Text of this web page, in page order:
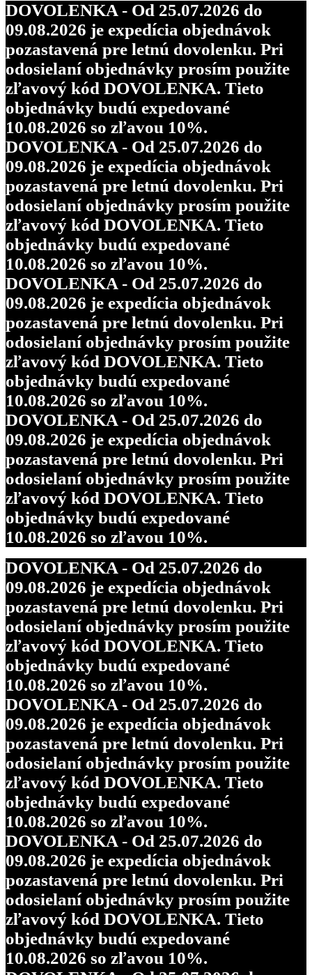
DOVOLENKA - Od 25.07.2026 do
09.08.2026 je expedícia objednávok
pozastavená pre letnú dovolenku. Pri
odosielaní objednávky prosím použite
zľavový kód DOVOLENKA. Tieto
objednávky budú expedované
10.08.2026 so zľavou 10%.
DOVOLENKA - Od 25.07.2026 do
09.08.2026 je expedícia objednávok
pozastavená pre letnú dovolenku. Pri
odosielaní objednávky prosím použite
zľavový kód DOVOLENKA. Tieto
objednávky budú expedované
10.08.2026 so zľavou 10%.
DOVOLENKA - Od 25.07.2026 do
09.08.2026 je expedícia objednávok
pozastavená pre letnú dovolenku. Pri
odosielaní objednávky prosím použite
zľavový kód DOVOLENKA. Tieto
objednávky budú expedované
10.08.2026 so zľavou 10%.
DOVOLENKA - Od 25.07.2026 do
09.08.2026 je expedícia objednávok
pozastavená pre letnú dovolenku. Pri
odosielaní objednávky prosím použite
zľavový kód DOVOLENKA. Tieto
objednávky budú expedované
10.08.2026 so zľavou 10%.
DOVOLENKA - Od 25.07.2026 do
09.08.2026 je expedícia objednávok
pozastavená pre letnú dovolenku. Pri
odosielaní objednávky prosím použite
zľavový kód DOVOLENKA. Tieto
objednávky budú expedované
10.08.2026 so zľavou 10%.
DOVOLENKA - Od 25.07.2026 do
09.08.2026 je expedícia objednávok
pozastavená pre letnú dovolenku. Pri
odosielaní objednávky prosím použite
zľavový kód DOVOLENKA. Tieto
objednávky budú expedované
10.08.2026 so zľavou 10%.
DOVOLENKA - Od 25.07.2026 do
09.08.2026 je expedícia objednávok
pozastavená pre letnú dovolenku. Pri
odosielaní objednávky prosím použite
zľavový kód DOVOLENKA. Tieto
objednávky budú expedované
10.08.2026 so zľavou 10%.